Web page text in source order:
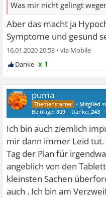
Was mir nicht gelingt
Aber das macht ja
Symptome und gesund
16.01.2020 20:53 •
x 1
puma
• Mitglied
Beiträge:809 Danke:243
Ich bin auch ziemlich
mir dann immer Leid
Tag der Plan für
angeblich von den
kleinsten Sachen
auch . Ich bin am